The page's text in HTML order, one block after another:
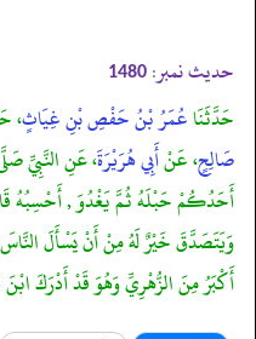
حدیث نمبر: 1480
حَدَّثَنَاعُمَرُ بْنُ حَفْصِ بْنِ غِيَاثٍ،
صَالِحٍ، عَنْأَبِي هُرَيْرَةَ، عَنِ النَّبِيِّ
أَحَدُكُمْ حَبْلَهُ ثُمَّ يَغْدُوَ , أَحْسِبُهُ
وَيَتَصَدَّقَ خَيْرٌ لَهُ مِنْ أَنْ يَسْأَلَ
أَكْبَرُ مِنَ الزُّهْرِيِّ وَهُوَ قَدْ أَدْرَكَ